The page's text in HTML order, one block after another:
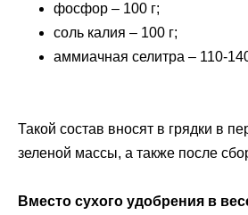
фосфор – 100 г;
соль калия – 100 г;
аммиачная селитра – 110-
Такой состав вносят в грядки в
зеленой массы, а также после
Вместо сухого удобрения в